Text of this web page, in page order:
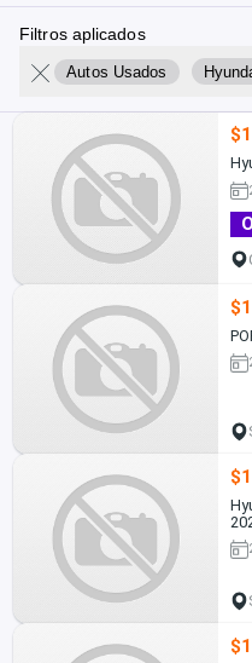
Filtros aplicados
Autos Usados